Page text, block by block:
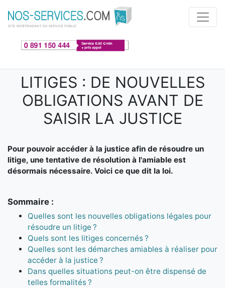
Aller au contenu principal
LITIGES : DE NOUVELLES
OBLIGATIONS AVANT DE
SAISIR LA JUSTICE
Pour pouvoir accéder à la justice afin de résoudre un
litige, une tentative de résolution à l'amiable est
désormais nécessaire. Voici ce que dit la loi.
Sommaire :
Quelles sont les nouvelles obligations légales pour
résoudre un litige ?
Quels sont les litiges concernés ?
Quelles sont les démarches amiables à réaliser pour
accéder à la justice ?
Dans quelles situations peut-on être dispensé de
telles formalités ?